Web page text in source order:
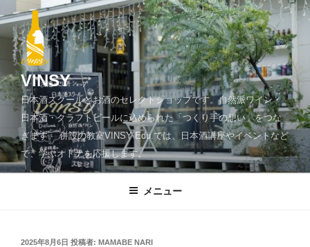
ン
ツ
へ
ッ
プ
VINSY
日本酒スクールとお酒のセレクトショップです。自然派ワイン・
日本酒・クラフトビールに込められた「つくり手の想い」をつな
ぎます。 併設の教室VINSY Edu.では、日本酒講座やイベントなど
で、学ぶオトナを応援します。
メニュー
投
2025年8月6日 投稿者: MAMABE NARI